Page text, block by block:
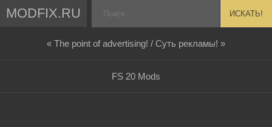
MODFIX.RU ИСКАТЬ!
« The point of advertising! / Суть рекламы! »
FS 20 Mods